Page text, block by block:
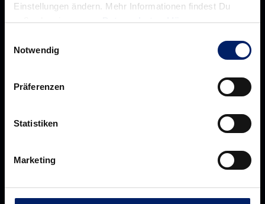
Einstellungen ändern. Mehr Informationen findest Du
außerdem in unsererDatenschutzerklärung.
Notwendig
Präferenzen
Statistiken
Marketing
Über uns